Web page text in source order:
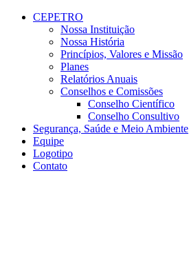
Conteúdo principal
CEPETRO
Nossa Instituição
Nossa História
Princípios, Valores e Missão
Planes
Relatórios Anuais
Conselhos e Comissões
Conselho Científico
Conselho Consultivo
Segurança, Saúde e Meio Ambiente
Equipe
Logotipo
Contato